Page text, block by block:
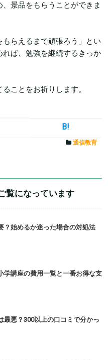
景品をもらうことができま
らえるまで頑張ろう」とい
ば、勉強を継続するきっか
ことをお祈りします。
B!
通信教育
覧になっています
？始めるか迷った場合の対処法
学講座の費用一覧と一番お得な支
最悪？300以上の口コミで分かっ